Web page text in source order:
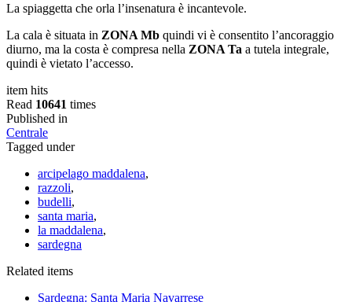
La spiaggetta che orla l’insenatura è incantevole.
La cala è situata in ZONA Mb quindi vi è consentito l’ancoraggio
diurno, ma la costa è compresa nella ZONA Ta a tutela integrale,
quindi è vietato l’accesso.
item hits
Read 10641 times
Published in
Centrale
Tagged under
arcipelago maddalena,
razzoli,
budelli,
santa maria,
la maddalena,
sardegna
Related items
Sardegna: Santa Maria Navarrese